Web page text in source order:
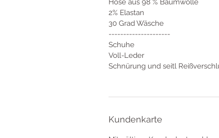
Hose aus 98 % Baumwolle
2% Elastan
30 Grad Wäsche
---------------------
Schuhe
Voll-Leder
Schnürung und seitl
Kundenkarte